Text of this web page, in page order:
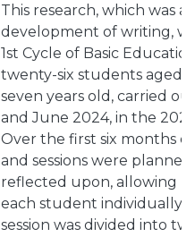
This research, which was
development of writing,
1st Cycle of Basic
twenty-six students aged
seven years old, carried
and June 2024, in the
Over the first six months of
and sessions were
reflected upon, allowing
each student individually
session was divided into